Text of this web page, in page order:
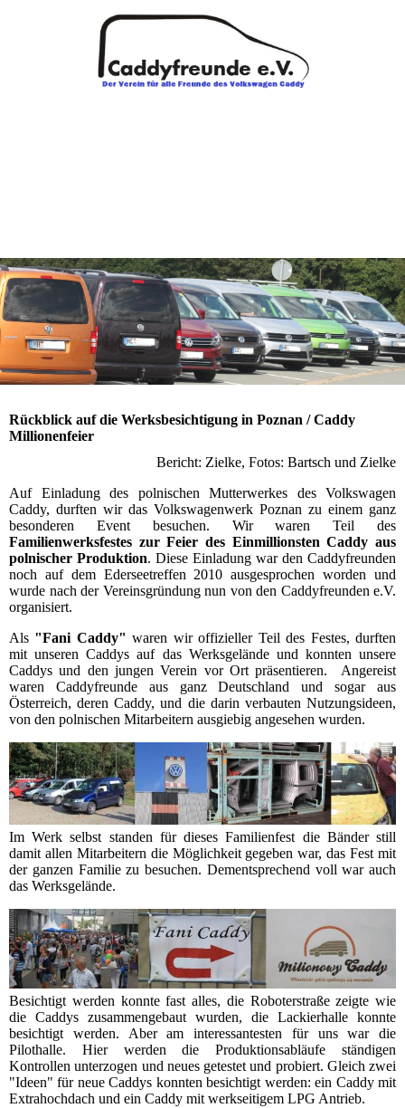
Rückblick auf die Werksbesichtigung in Poznan / Caddy
Millionenfeier
Bericht: Zielke, Fotos: Bartsch und Zielke
Auf Einladung des polnischen Mutterwerkes des Volkswagen
Caddy, durften wir das Volkswagenwerk Poznan zu einem ganz
besonderen Event besuchen. Wir waren Teil des
Familienwerksfestes zur Feier des Einmillionsten Caddy aus
polnischer Produktion. Diese Einladung war den Caddyfreunden
noch auf dem Ederseetreffen 2010 ausgesprochen worden und
wurde nach der Vereinsgründung nun von den Caddyfreunden e.V.
organisiert.
Als "Fani Caddy" waren wir offizieller Teil des Festes, durften
mit unseren Caddys auf das Werksgelände und konnten unsere
Caddys und den jungen Verein vor Ort präsentieren. Angereist
waren Caddyfreunde aus ganz Deutschland und sogar aus
Österreich, deren Caddy, und die darin verbauten Nutzungsideen,
von den polnischen Mitarbeitern ausgiebig angesehen wurden.
Im Werk selbst standen für dieses Familienfest die Bänder still
damit allen Mitarbeitern die Möglichkeit gegeben war, das Fest mit
der ganzen Familie zu besuchen. Dementsprechend voll war auch
das Werksgelände.
Besichtigt werden konnte fast alles, die Roboterstraße zeigte wie
die Caddys zusammengebaut wurden, die Lackierhalle konnte
besichtigt werden. Aber am interessantesten für uns war die
Pilothalle. Hier werden die Produktionsabläufe ständigen
Kontrollen unterzogen und neues getestet und probiert. Gleich zwei
"Ideen" für neue Caddys konnten besichtigt werden: ein Caddy mit
Extrahochdach und ein Caddy mit werkseitigem LPG Antrieb.